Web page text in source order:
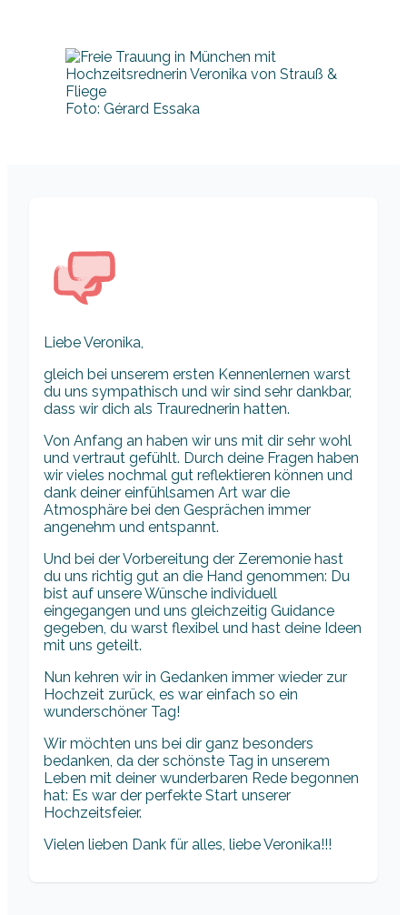
Foto: Gérard Essaka
Liebe Veronika,
gleich bei unserem ersten Kennenlernen warst
du uns sympathisch und wir sind sehr dankbar,
dass wir dich als Traurednerin hatten.
Von Anfang an haben wir uns mit dir sehr wohl
und vertraut gefühlt. Durch deine Fragen haben
wir vieles nochmal gut reflektieren können und
dank deiner einfühlsamen Art war die
Atmosphäre bei den Gesprächen immer
angenehm und entspannt.
Und bei der Vorbereitung der Zeremonie hast
du uns richtig gut an die Hand genommen: Du
bist auf unsere Wünsche individuell
eingegangen und uns gleichzeitig Guidance
gegeben, du warst flexibel und hast deine Ideen
mit uns geteilt.
Nun kehren wir in Gedanken immer wieder zur
Hochzeit zurück, es war einfach so ein
wunderschöner Tag!
Wir möchten uns bei dir ganz besonders
bedanken, da der schönste Tag in unserem
Leben mit deiner wunderbaren Rede begonnen
hat: Es war der perfekte Start unserer
Hochzeitsfeier.
Vielen lieben Dank für alles, liebe Veronika!!!